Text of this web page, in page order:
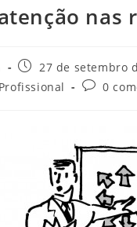
nas
27 de setembro
0